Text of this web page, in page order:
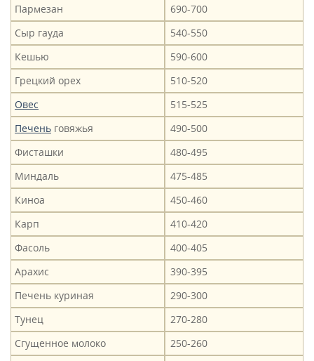
Пармезан
690-700
Сыр гауда
540-550
Кешью
590-600
Грецкий орех
510-520
Овес
515-525
Печень говяжья
490-500
Фисташки
480-495
Миндаль
475-485
Киноа
450-460
Карп
410-420
Фасоль
400-405
Арахис
390-395
Печень куриная
290-300
Тунец
270-280
Сгущенное молоко
250-260